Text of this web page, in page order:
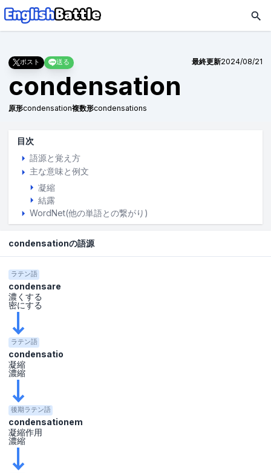
ポスト 送る 最終更新2024/08/21
condensation
原形condensation複数形condensations
目次
語源と覚え方
主な意味と例文
凝縮
結露
WordNet(他の単語との繋がり)
condensationの語源
後期ラテン語
condensationem
凝縮作用
濃縮
ラテン語
condensatio
凝縮
濃縮
ラテン語
condensare
濃くする
密にする